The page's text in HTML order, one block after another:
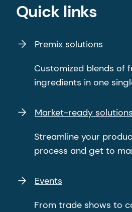
Quick links
Premix solutions
Customized blends of
ingredients in one
Market-ready solutions
Streamline your
process and get to
Events
From trade shows to